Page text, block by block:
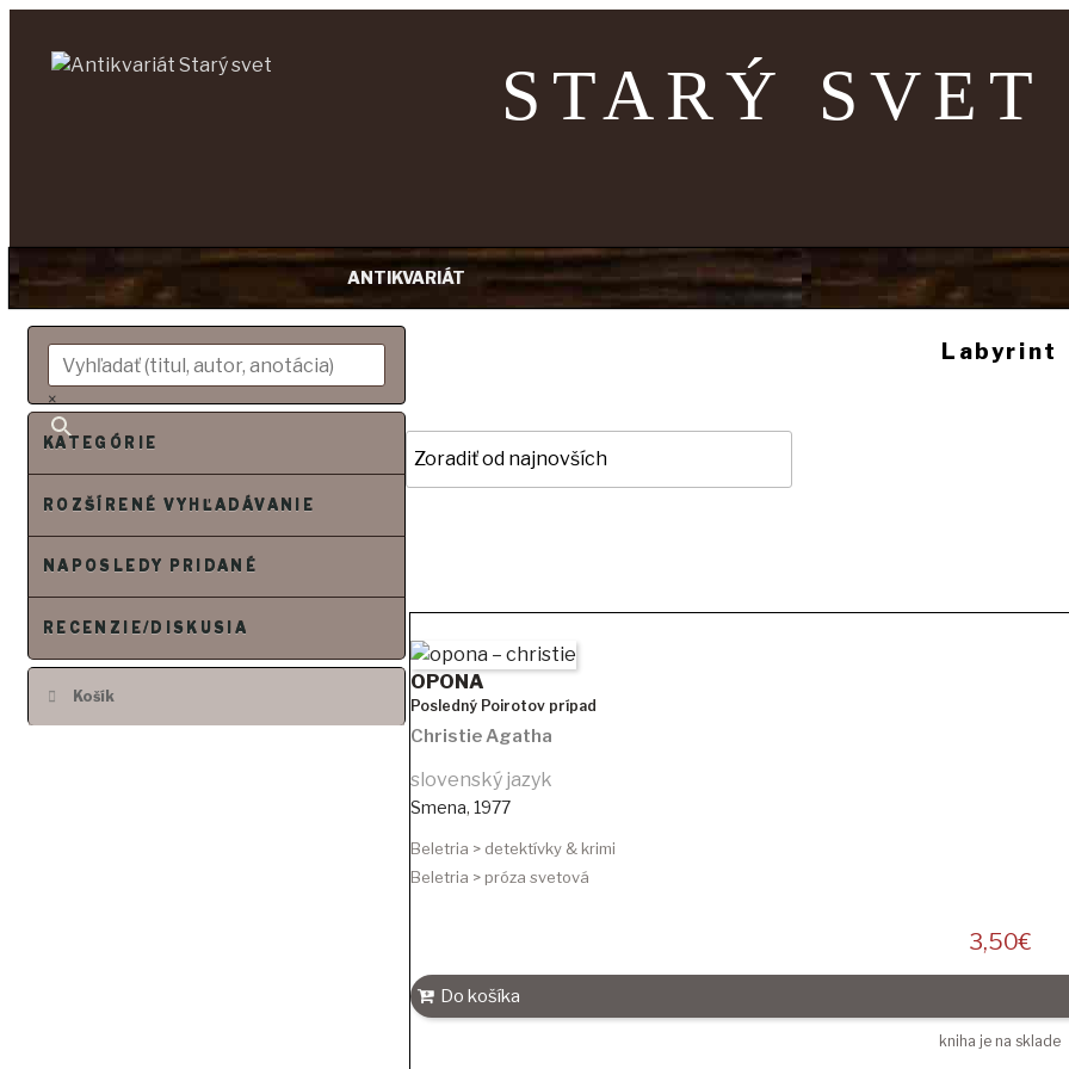
STARÝ SVET
ANTIKVARIÁT
Prejsť
obsah
×
KATEGÓRIE
ROZŠÍRENÉ VYHĽADÁVANIE
NAPOSLEDY PRIDANÉ
RECENZIE/DISKUSIA
Košík
Labyrint
OPONA
Posledný Poirotov prípad
Christie Agatha
slovenský jazyk
Smena, 1977
Beletria > detektívky & krimi
Beletria > próza svetová
3,50€
Do košíka
kniha je na sklade